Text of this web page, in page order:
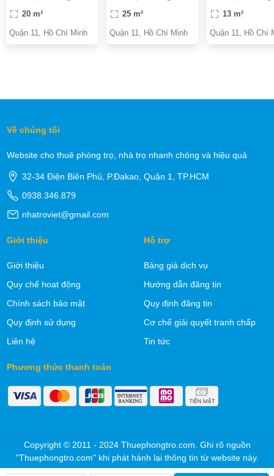
20 m²
Quận 11, Hồ Chí Minh
trong phòn .sau
25 m²
Quận 11, Hồ Chí Minh
13 m²
Quận 11, Hồ Chí
Về chúng tôi
Website cho thuê phòng trọ, nhà trọ nhanh chóng và hiệu quả
32-34 Điện Biên Phủ, P.Đakao, Quận 1, TP.HCM
0938.346.879
nhatroviet@gmail.com
Giới thiệu
Giới thiệu
Quy chế hoạt động
Chính sách bảo mật
Quy định sử dụng
Liên hệ
Hỗ trợ
Bảng giá dịch vụ
Hướng dẫn đăng tin
Quy định đăng tin
Cơ chế giải quyết tranh chấp
Tin tức
Phương thức thanh toán
Copyright © 2011 - 2024 Thuephongtro.com. Ghi rõ nguồn
"Thuephongtro.com" khi phát hành lại thông tin từ website này.